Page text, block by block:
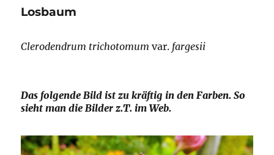
Losbaum
Clerodendrum trichotomum var. fargesii
Das folgende Bild ist zu kräftig in den Farben. So
sieht man die Bilder z.T. im Web.